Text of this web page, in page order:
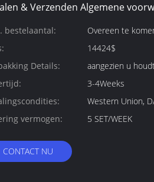
& Verzenden Algemene
bestelaantal:
Overeen te
14424$
Details:
aangezien u
3-4Weeks
Western Union,
vermogen:
5 SET/WEEK
CONTACT NU